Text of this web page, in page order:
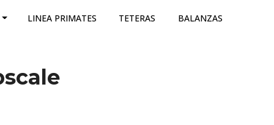
LINEA PRIMATES TETERAS BALANZAS